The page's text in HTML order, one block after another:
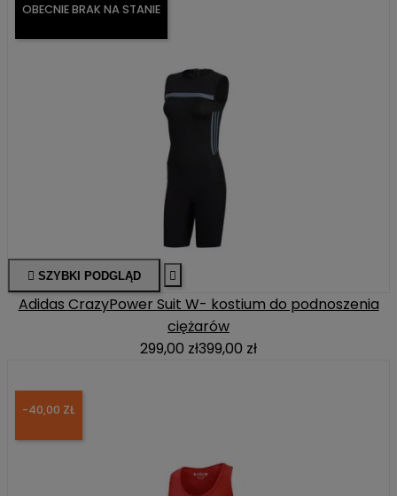
OBECNIE BRAK NA STANIE
 SZYBKI PODGLĄD 
Adidas CrazyPower Suit W- kostium do podnoszenia
ciężarów
299,00 zł399,00 zł
-40,00 ZŁ